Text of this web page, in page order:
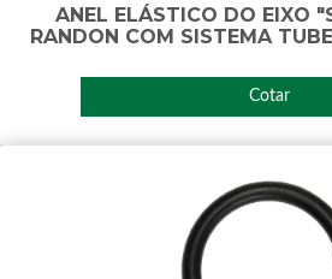
ANEL ELÁSTICO DO EIXO
RANDON COM SISTEMA
Cotar